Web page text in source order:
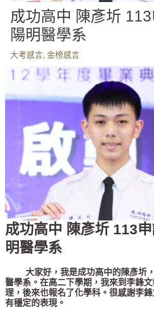
成功高中 陳彥圻
陽明醫學系
大考感言, 金榜感言
成功高中 陳彥圻 113
明醫學系
大家好，我是成功高中的陳彥圻，
醫學系。在高二下學期，我來到李鋒
理，後來也報名了化學科。很感謝李
有穩定的表現。